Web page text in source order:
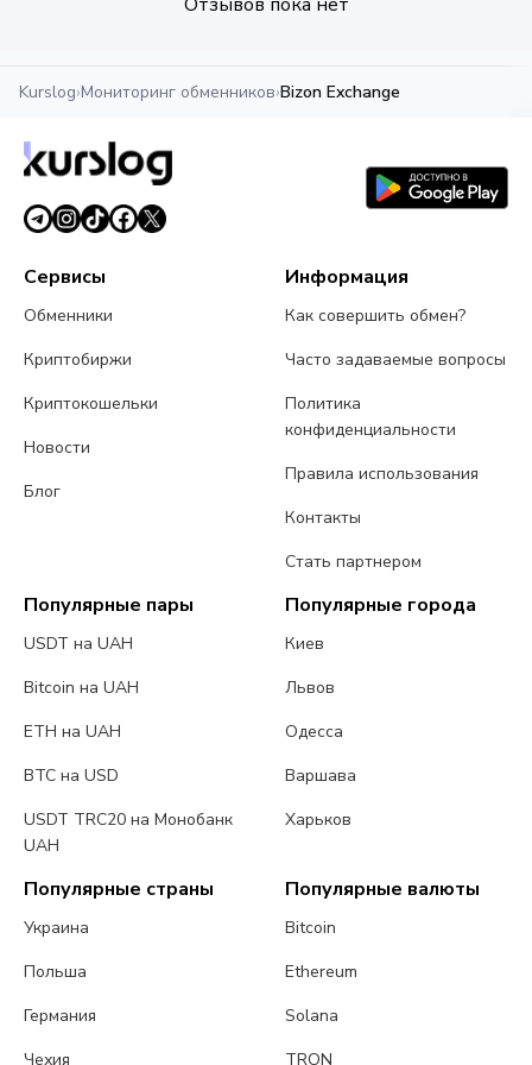
Kurslog›Мониторинг обменников›Bizon Exchange
Сервисы
Обменники
Криптобиржи
Криптокошельки
Новости
Блог
Информация
Как совершить обмен?
Часто задаваемые вопросы
Политика
конфиденциальности
Правила использования
Контакты
Стать партнером
Популярные пары
USDT на UAH
Bitcoin на UAH
ETH на UAH
BTC на USD
USDT TRC20 на Монобанк
UAH
Популярные города
Киев
Львов
Одесса
Варшава
Харьков
Популярные страны
Украина
Польша
Германия
Чехия
Популярные валюты
Bitcoin
Ethereum
Solana
TRON